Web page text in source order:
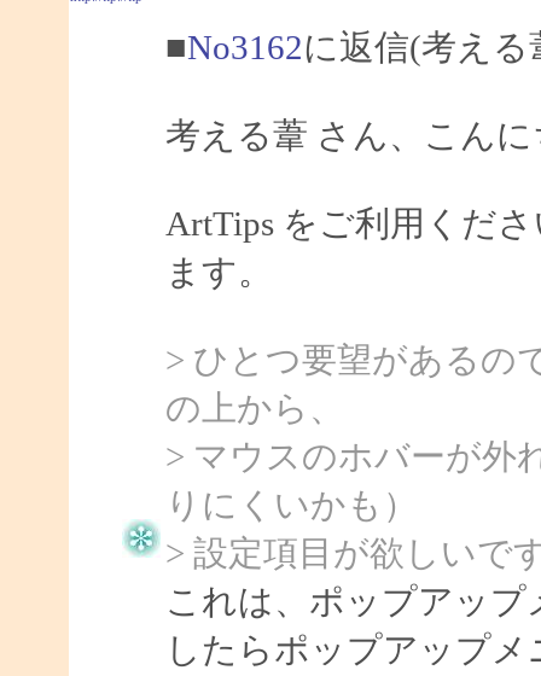
■No3162に返信(考え
考える葦 さん、こんに
ArtTips をご利用くだ
ます。
> ひとつ要望があるの
の上から、
> マウスのホバーが外
りにくいかも）
> 設定項目が欲しいで
これは、ポップアッ
したらポップアップ